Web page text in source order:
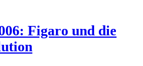
Figaro und die